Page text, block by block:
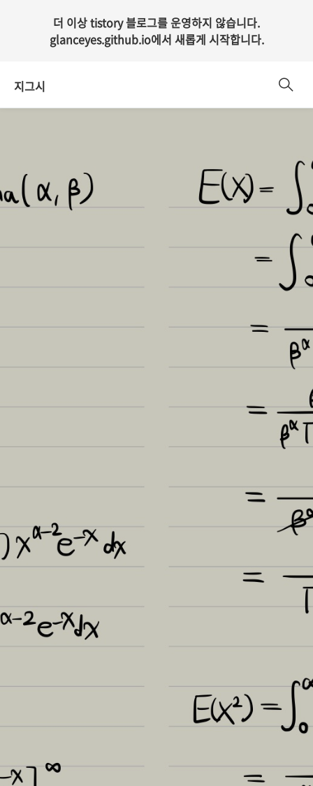
더 이상 tistory 블로그를 운영하지 않습니다.
glanceyes.github.io에서 새롭게 시작합니다.
지그시